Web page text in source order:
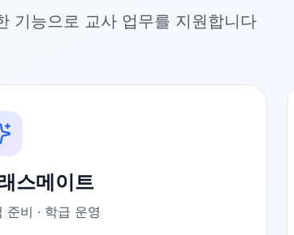
기능으로 교사 업무를 지원합니다
스메이트
준비 · 학급 운영